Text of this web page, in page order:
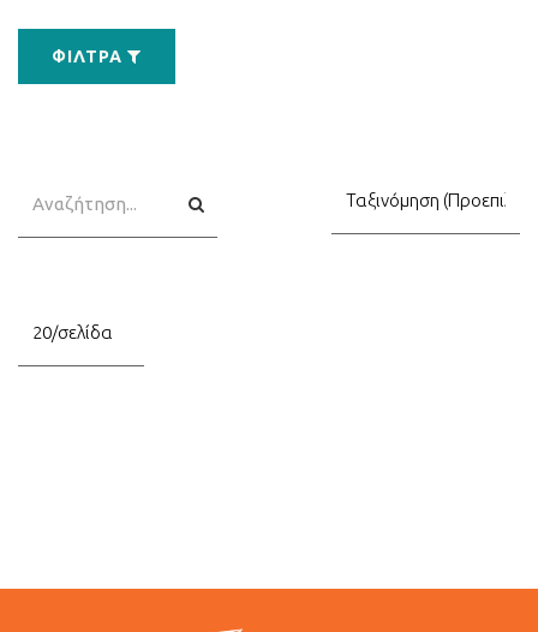
ΦΊΛΤΡΑ
Αναζήτηση